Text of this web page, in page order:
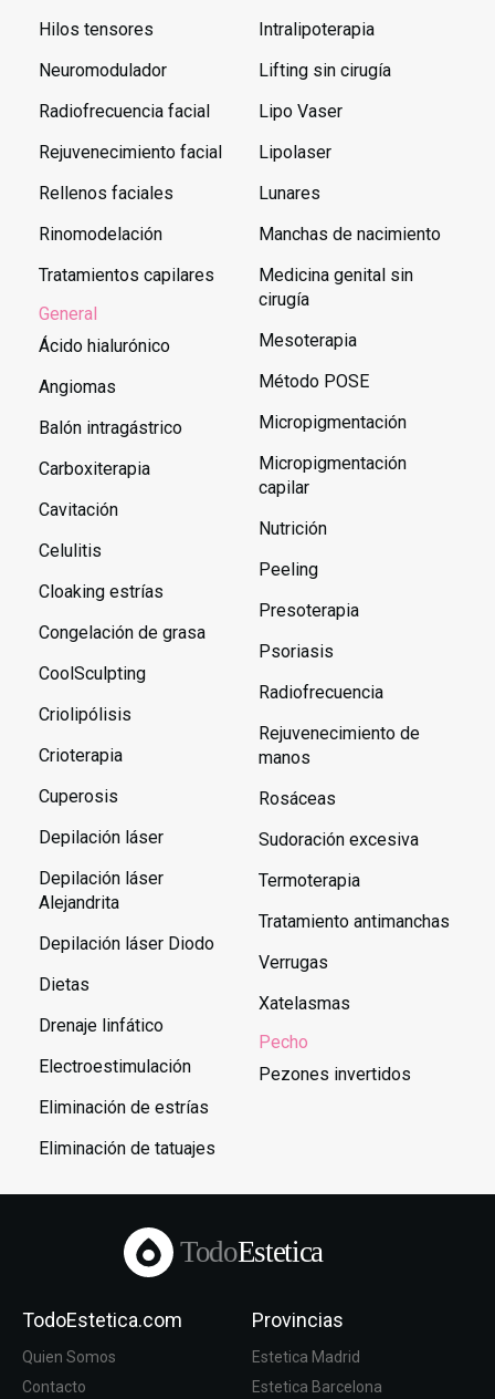
Hilos tensores
Neuromodulador
Radiofrecuencia facial
Rejuvenecimiento facial
Rellenos faciales
Rinomodelación
Tratamientos capilares
General
Ácido hialurónico
Angiomas
Balón intragástrico
Carboxiterapia
Cavitación
Celulitis
Cloaking estrías
Congelación de grasa
CoolSculpting
Criolipólisis
Crioterapia
Cuperosis
Depilación láser
Depilación láser
Alejandrita
Depilación láser Diodo
Dietas
Drenaje linfático
Electroestimulación
Eliminación de estrías
Eliminación de tatuajes
Intralipoterapia
Lifting sin cirugía
Lipo Vaser
Lipolaser
Lunares
Manchas de nacimiento
Medicina genital sin
cirugía
Mesoterapia
Método POSE
Micropigmentación
Micropigmentación
capilar
Nutrición
Peeling
Presoterapia
Psoriasis
Radiofrecuencia
Rejuvenecimiento de
manos
Rosáceas
Sudoración excesiva
Termoterapia
Tratamiento antimanchas
Verrugas
Xatelasmas
Pecho
Pezones invertidos
TodoEstetica
TodoEstetica.com
Quien Somos
Contacto
Provincias
Estetica Madrid
Estetica Barcelona